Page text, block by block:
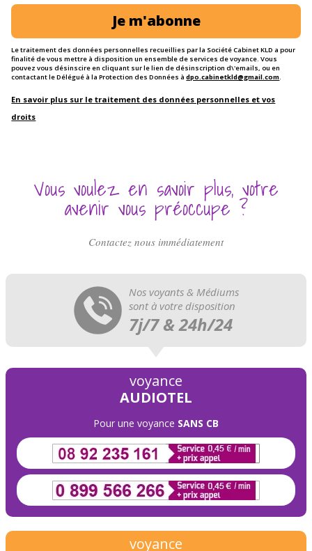
Je m'abonne
Le traitement des données personnelles recueillies par la Société Cabinet KLD a pour
finalité de vous mettre à disposition un ensemble de services de voyance. Vous
pouvez vous désinscire en cliquant sur le lien de désinscription d\'emails, ou en
contactant le Délégué à la Protection des Données àdpo.cabinetkld@gmail.com
En savoir plus sur le traitement des données personnelles et vos
droits
Vous voulez en savoir plus, votre
avenir vous préoccupe ?
Contactez nous immédiatement
Nos voyants & Médiums
sont à votre disposition
7j/7 & 24h/24
voyance
AUDIOTEL
Pour une voyance SANS CB
voyance